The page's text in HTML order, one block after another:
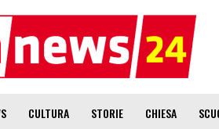
CULTURA STORIE CHIESA